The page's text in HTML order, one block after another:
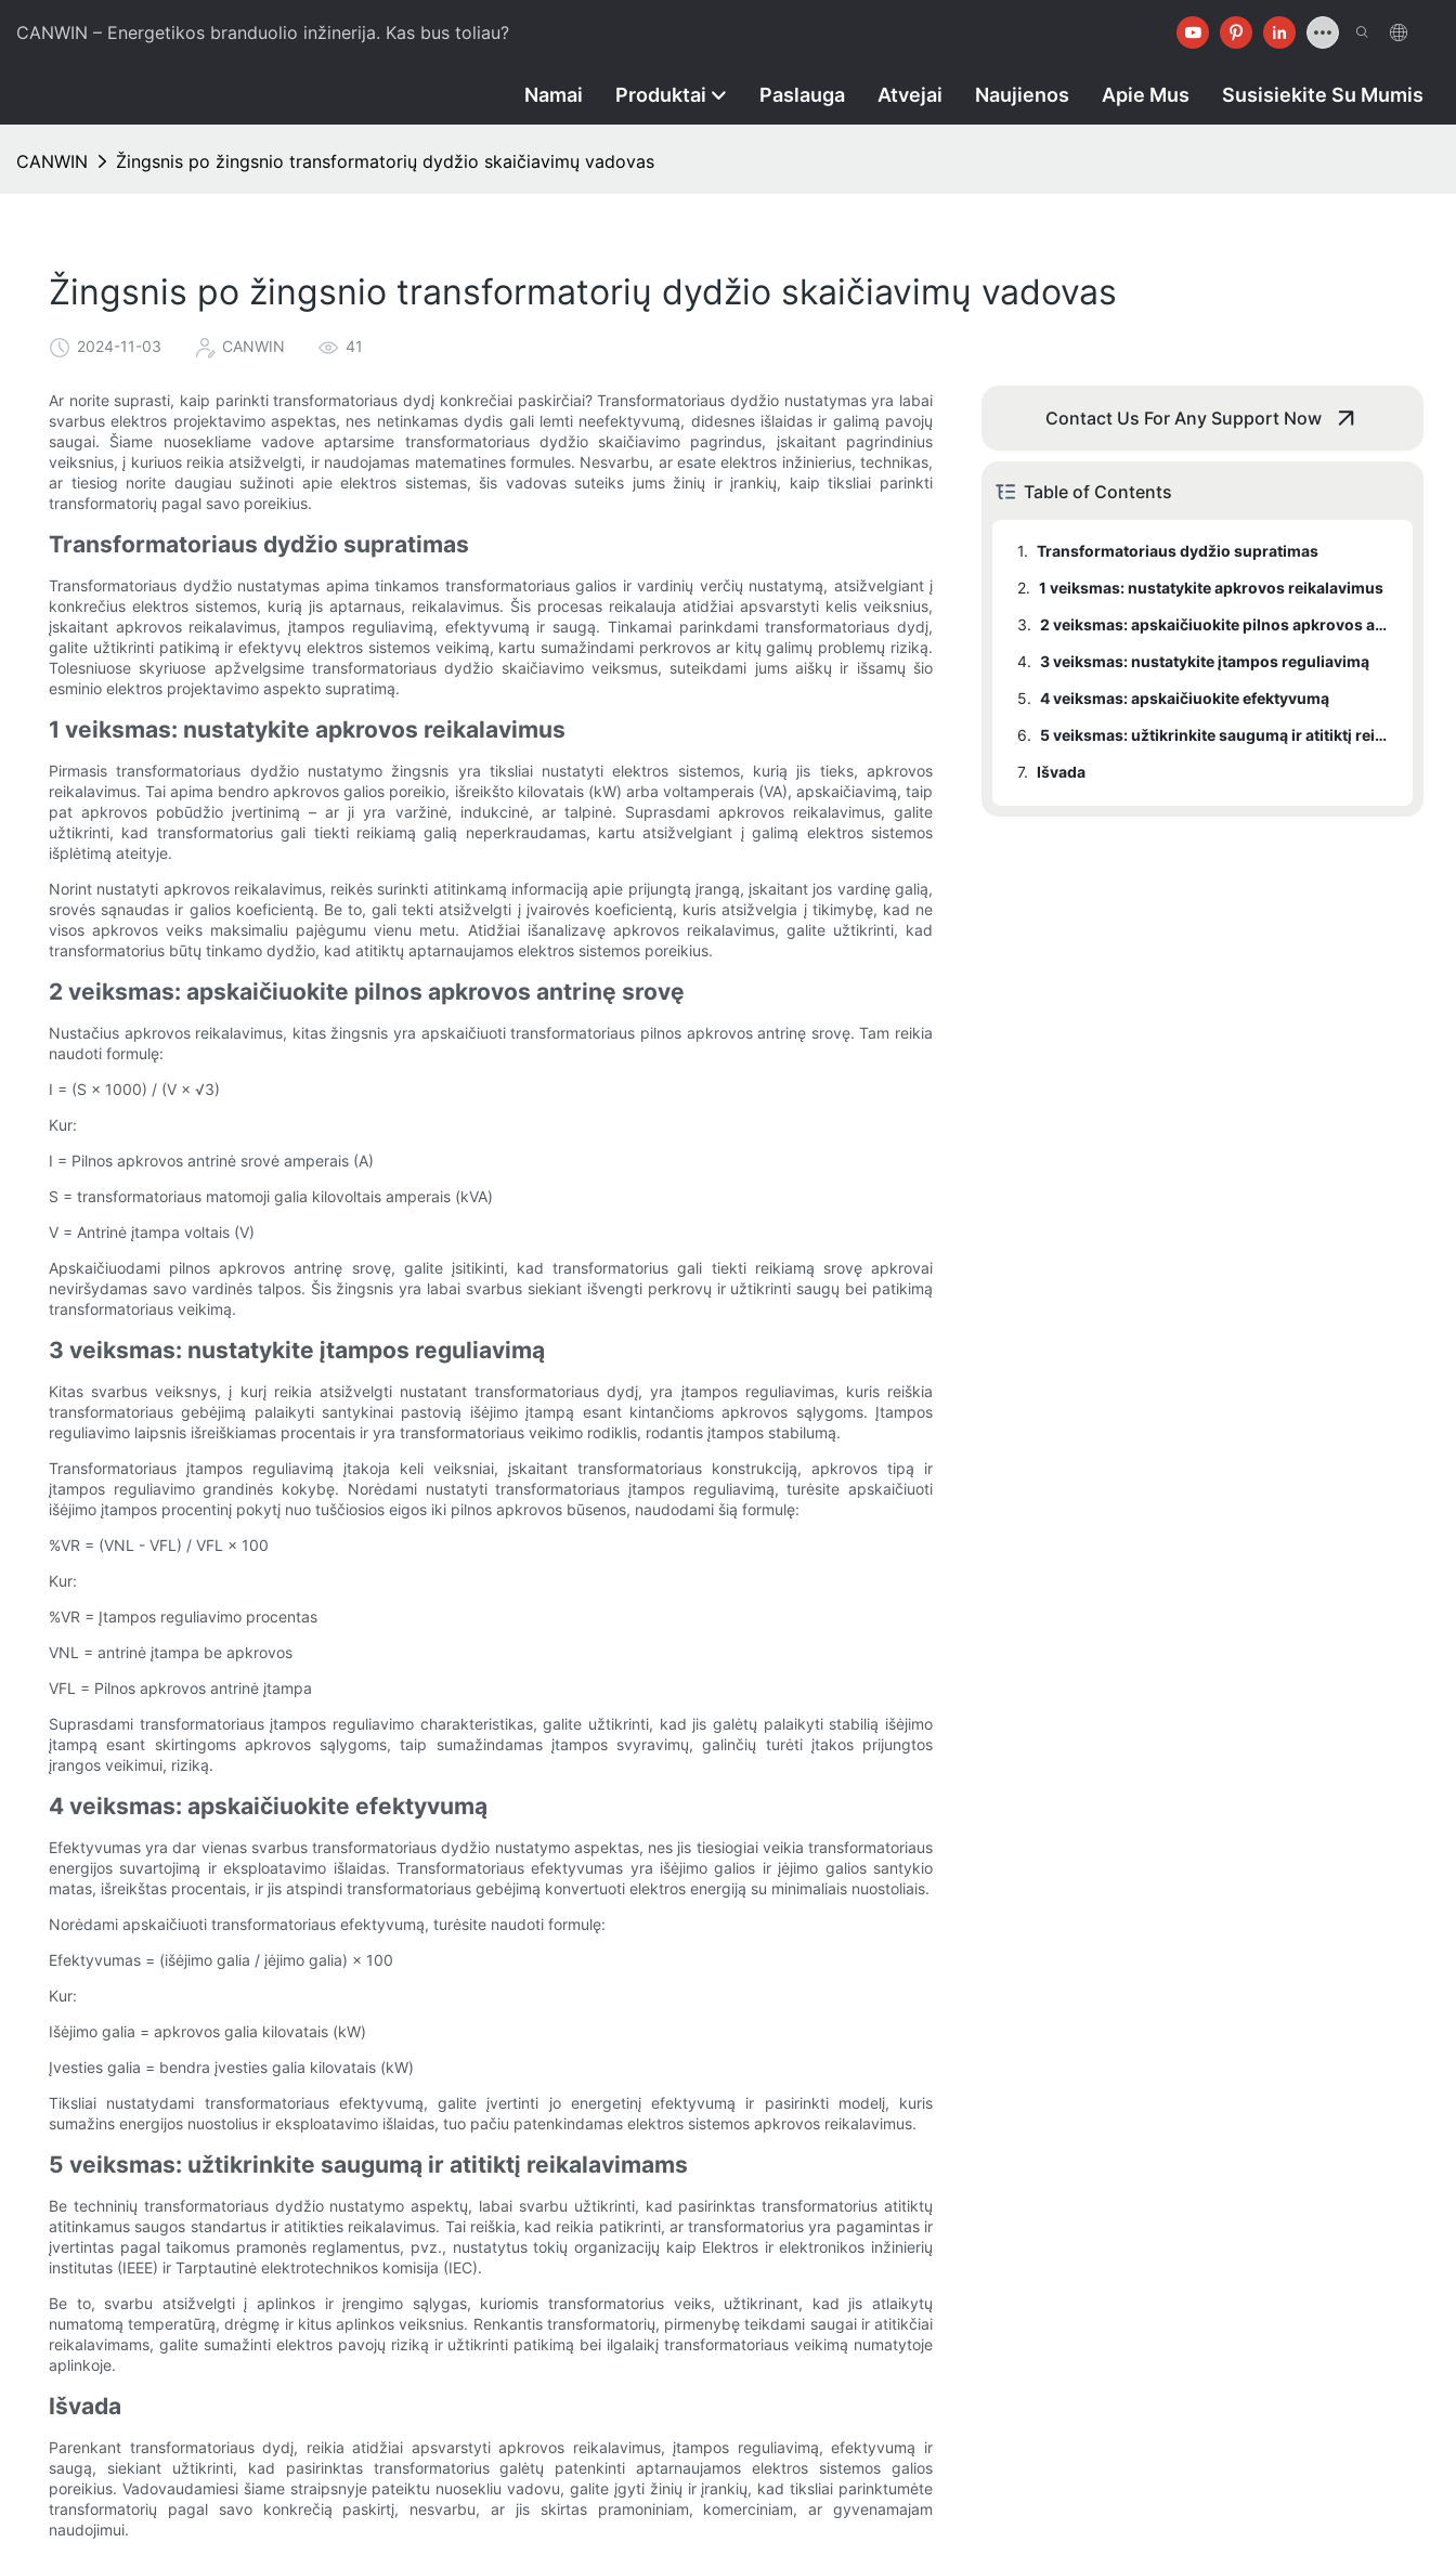
CANWIN – Energetikos branduolio inžinerija. Kas bus toliau?
Namai Produktai Paslauga Atvejai Naujienos Apie Mus Susisiekite Su Mumis
CANWIN Žingsnis po žingsnio transformatorių dydžio skaičiavimų vadovas
Žingsnis po žingsnio transformatorių dydžio skaičiavimų vadovas
2024-11-03 CANWIN 41
Ar norite suprasti, kaip parinkti transformatoriaus dydį konkrečiai paskirčiai? Transformatoriaus dydžio nustatymas yra labai
svarbus elektros projektavimo aspektas, nes netinkamas dydis gali lemti neefektyvumą, didesnes išlaidas ir galimą pavojų
saugai. Šiame nuosekliame vadove aptarsime transformatoriaus dydžio skaičiavimo pagrindus, įskaitant pagrindinius
veiksnius, į kuriuos reikia atsižvelgti, ir naudojamas matematines formules. Nesvarbu, ar esate elektros inžinierius, technikas,
ar tiesiog norite daugiau sužinoti apie elektros sistemas, šis vadovas suteiks jums žinių ir įrankių, kaip tiksliai parinkti
transformatorių pagal savo poreikius.
Transformatoriaus dydžio supratimas
Transformatoriaus dydžio nustatymas apima tinkamos transformatoriaus galios ir vardinių verčių nustatymą, atsižvelgiant į
konkrečius elektros sistemos, kurią jis aptarnaus, reikalavimus. Šis procesas reikalauja atidžiai apsvarstyti kelis veiksnius,
įskaitant apkrovos reikalavimus, įtampos reguliavimą, efektyvumą ir saugą. Tinkamai parinkdami transformatoriaus dydį,
galite užtikrinti patikimą ir efektyvų elektros sistemos veikimą, kartu sumažindami perkrovos ar kitų galimų problemų riziką.
Tolesniuose skyriuose apžvelgsime transformatoriaus dydžio skaičiavimo veiksmus, suteikdami jums aiškų ir išsamų šio
esminio elektros projektavimo aspekto supratimą.
1 veiksmas: nustatykite apkrovos reikalavimus
Pirmasis transformatoriaus dydžio nustatymo žingsnis yra tiksliai nustatyti elektros sistemos, kurią jis tieks, apkrovos
reikalavimus. Tai apima bendro apkrovos galios poreikio, išreikšto kilovatais (kW) arba voltamperais (VA), apskaičiavimą, taip
pat apkrovos pobūdžio įvertinimą – ar ji yra varžinė, indukcinė, ar talpinė. Suprasdami apkrovos reikalavimus, galite
užtikrinti, kad transformatorius gali tiekti reikiamą galią neperkraudamas, kartu atsižvelgiant į galimą elektros sistemos
išplėtimą ateityje.
Norint nustatyti apkrovos reikalavimus, reikės surinkti atitinkamą informaciją apie prijungtą įrangą, įskaitant jos vardinę galią,
srovės sąnaudas ir galios koeficientą. Be to, gali tekti atsižvelgti į įvairovės koeficientą, kuris atsižvelgia į tikimybę, kad ne
visos apkrovos veiks maksimaliu pajėgumu vienu metu. Atidžiai išanalizavę apkrovos reikalavimus, galite užtikrinti, kad
transformatorius būtų tinkamo dydžio, kad atitiktų aptarnaujamos elektros sistemos poreikius.
2 veiksmas: apskaičiuokite pilnos apkrovos antrinę srovę
Nustačius apkrovos reikalavimus, kitas žingsnis yra apskaičiuoti transformatoriaus pilnos apkrovos antrinę srovę. Tam reikia
naudoti formulę:
I = (S × 1000) / (V × √3)
Kur:
I = Pilnos apkrovos antrinė srovė amperais (A)
S = transformatoriaus matomoji galia kilovoltais amperais (kVA)
V = Antrinė įtampa voltais (V)
Apskaičiuodami pilnos apkrovos antrinę srovę, galite įsitikinti, kad transformatorius gali tiekti reikiamą srovę apkrovai
neviršydamas savo vardinės talpos. Šis žingsnis yra labai svarbus siekiant išvengti perkrovų ir užtikrinti saugų bei patikimą
transformatoriaus veikimą.
3 veiksmas: nustatykite įtampos reguliavimą
Kitas svarbus veiksnys, į kurį reikia atsižvelgti nustatant transformatoriaus dydį, yra įtampos reguliavimas, kuris reiškia
transformatoriaus gebėjimą palaikyti santykinai pastovią išėjimo įtampą esant kintančioms apkrovos sąlygoms. Įtampos
reguliavimo laipsnis išreiškiamas procentais ir yra transformatoriaus veikimo rodiklis, rodantis įtampos stabilumą.
Transformatoriaus įtampos reguliavimą įtakoja keli veiksniai, įskaitant transformatoriaus konstrukciją, apkrovos tipą ir
įtampos reguliavimo grandinės kokybę. Norėdami nustatyti transformatoriaus įtampos reguliavimą, turėsite apskaičiuoti
išėjimo įtampos procentinį pokytį nuo tuščiosios eigos iki pilnos apkrovos būsenos, naudodami šią formulę:
%VR = (VNL - VFL) / VFL × 100
Kur:
%VR = Įtampos reguliavimo procentas
VNL = antrinė įtampa be apkrovos
VFL = Pilnos apkrovos antrinė įtampa
Suprasdami transformatoriaus įtampos reguliavimo charakteristikas, galite užtikrinti, kad jis galėtų palaikyti stabilią išėjimo
įtampą esant skirtingoms apkrovos sąlygoms, taip sumažindamas įtampos svyravimų, galinčių turėti įtakos prijungtos
įrangos veikimui, riziką.
4 veiksmas: apskaičiuokite efektyvumą
Efektyvumas yra dar vienas svarbus transformatoriaus dydžio nustatymo aspektas, nes jis tiesiogiai veikia transformatoriaus
energijos suvartojimą ir eksploatavimo išlaidas. Transformatoriaus efektyvumas yra išėjimo galios ir įėjimo galios santykio
matas, išreikštas procentais, ir jis atspindi transformatoriaus gebėjimą konvertuoti elektros energiją su minimaliais nuostoliais.
Norėdami apskaičiuoti transformatoriaus efektyvumą, turėsite naudoti formulę:
Efektyvumas = (išėjimo galia / įėjimo galia) × 100
Kur:
Išėjimo galia = apkrovos galia kilovatais (kW)
Įvesties galia = bendra įvesties galia kilovatais (kW)
Tiksliai nustatydami transformatoriaus efektyvumą, galite įvertinti jo energetinį efektyvumą ir pasirinkti modelį, kuris
sumažins energijos nuostolius ir eksploatavimo išlaidas, tuo pačiu patenkindamas elektros sistemos apkrovos reikalavimus.
5 veiksmas: užtikrinkite saugumą ir atitiktį reikalavimams
Be techninių transformatoriaus dydžio nustatymo aspektų, labai svarbu užtikrinti, kad pasirinktas transformatorius atitiktų
atitinkamus saugos standartus ir atitikties reikalavimus. Tai reiškia, kad reikia patikrinti, ar transformatorius yra pagamintas ir
įvertintas pagal taikomus pramonės reglamentus, pvz., nustatytus tokių organizacijų kaip Elektros ir elektronikos inžinierių
institutas (IEEE) ir Tarptautinė elektrotechnikos komisija (IEC).
Be to, svarbu atsižvelgti į aplinkos ir įrengimo sąlygas, kuriomis transformatorius veiks, užtikrinant, kad jis atlaikytų
numatomą temperatūrą, drėgmę ir kitus aplinkos veiksnius. Renkantis transformatorių, pirmenybę teikdami saugai ir atitikčiai
reikalavimams, galite sumažinti elektros pavojų riziką ir užtikrinti patikimą bei ilgalaikį transformatoriaus veikimą numatytoje
aplinkoje.
Išvada
Parenkant transformatoriaus dydį, reikia atidžiai apsvarstyti apkrovos reikalavimus, įtampos reguliavimą, efektyvumą ir
saugą, siekiant užtikrinti, kad pasirinktas transformatorius galėtų patenkinti aptarnaujamos elektros sistemos galios
poreikius. Vadovaudamiesi šiame straipsnyje pateiktu nuosekliu vadovu, galite įgyti žinių ir įrankių, kad tiksliai parinktumėte
transformatorių pagal savo konkrečią paskirtį, nesvarbu, ar jis skirtas pramoniniam, komerciniam, ar gyvenamajam
naudojimui.
Contact Us For Any Support Now
Table of Contents
1. Transformatoriaus dydžio supratimas
2. 1 veiksmas: nustatykite apkrovos reikalavimus
3.
2 veiksmas: apskaičiuokite pilnos apkrovos antrinę srovę
4. 3 veiksmas: nustatykite įtampos reguliavimą
5. 4 veiksmas: apskaičiuokite efektyvumą
6.
5 veiksmas: užtikrinkite saugumą ir atitiktį reikalavimams
7. Išvada